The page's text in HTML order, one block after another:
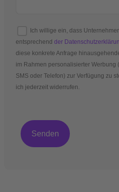
Ich willige ein, dass
entsprechend der
diese konkrete Anfrage
im Rahmen personalisierter Werbung
SMS oder Telefon) zur Verfügung zu
ich jederzeit widerrufen.